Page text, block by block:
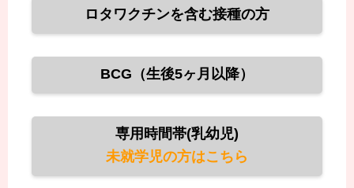
ロタワクチンを含む接種の方
BCG（生後5ヶ月以降）
専用時間帯(乳幼児)
未就学児の方はこちら